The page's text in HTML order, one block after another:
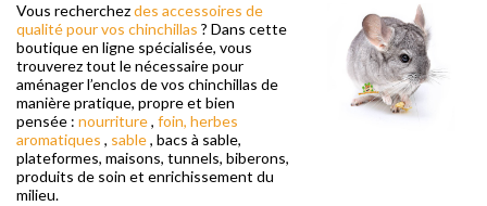
Vous recherchezdes accessoires de
qualité pour vos chinchillas ? Dans cette
boutique en ligne spécialisée, vous
trouverez tout le nécessaire pour
aménager l’enclos de vos chinchillas de
manière pratique, propre et bien
pensée : nourriture, foin, herbes
aromatiques , sable, bacs à sable,
plateformes, maisons, tunnels, biberons,
produits de soin et enrichissement du
milieu.